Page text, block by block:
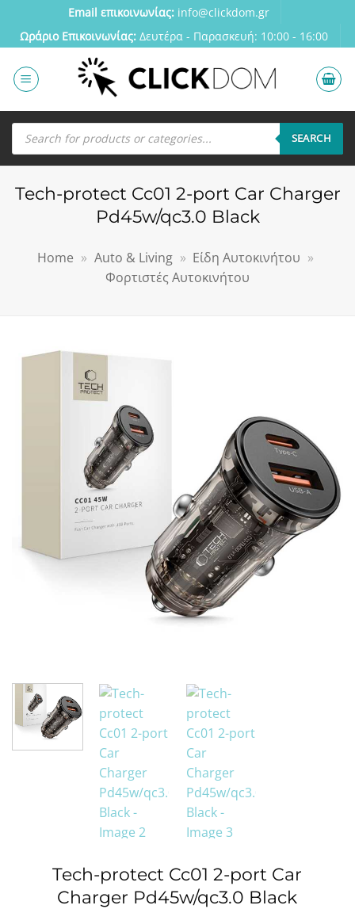
περιεχόμενο
Email επικοινωνίας: info@clickdom.gr
Ωράριο Eπικοινωνίας: Δευτέρα - Παρασκευή: 10:00 - 16:00
Αναζήτηση
προϊόντων SEARCH
Tech-protect Cc01 2-port Car Charger
Pd45w/qc3.0 Black
Home » Auto & Living » Είδη Αυτοκινήτου »
Φορτιστές Αυτοκινήτου
Tech-protect Cc01 2-port Car
Charger Pd45w/qc3.0 Black